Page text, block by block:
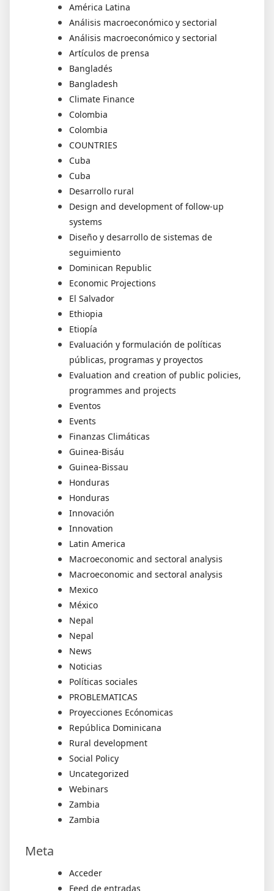
América Latina
Análisis macroeconómico y sectorial
Análisis macroeconómico y sectorial
Artículos de prensa
Bangladés
Bangladesh
Climate Finance
Colombia
Colombia
COUNTRIES
Cuba
Cuba
Desarrollo rural
Design and development of follow-up
systems
Diseño y desarrollo de sistemas de
seguimiento
Dominican Republic
Economic Projections
El Salvador
Ethiopia
Etiopía
Evaluación y formulación de políticas
públicas, programas y proyectos
Evaluation and creation of public policies,
programmes and projects
Eventos
Events
Finanzas Climáticas
Guinea-Bisáu
Guinea-Bissau
Honduras
Honduras
Innovación
Innovation
Latin America
Macroeconomic and sectoral analysis
Macroeconomic and sectoral analysis
Mexico
México
Nepal
Nepal
News
Noticias
Políticas sociales
PROBLEMATICAS
Proyecciones Ecónomicas
República Dominicana
Rural development
Social Policy
Uncategorized
Webinars
Zambia
Zambia
Meta
Acceder
Feed de entradas